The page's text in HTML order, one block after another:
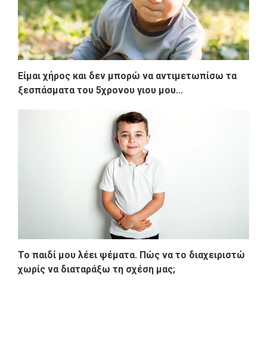
Είμαι χήρος και δεν μπορώ να αντιμετωπίσω τα
ξεσπάσματα του 5χρονου γιου μου...
Το παιδί μου λέει ψέματα. Πώς να το διαχειριστώ
χωρίς να διαταράξω τη σχέση μας;